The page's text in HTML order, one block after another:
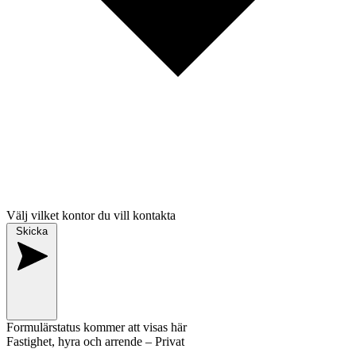
Välj vilket kontor du vill kontakta
Skicka
Formulärstatus kommer att visas här
Fastighet, hyra och arrende – Privat